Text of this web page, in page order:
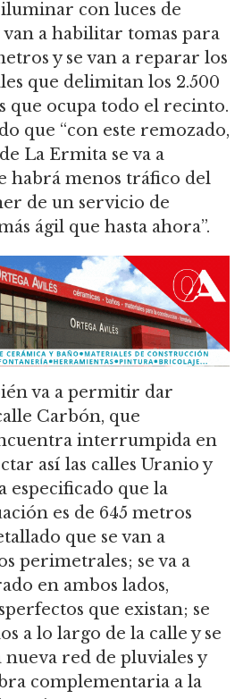
iluminar con luces de
a habilitar tomas para
y se van a reparar los
que delimitan los 2.500
que ocupa todo el recinto.
que “con este remozado,
La Ermita se va a
habrá menos tráfico del
de un servicio de
ágil que hasta ahora”.
va a permitir dar
Carbón, que
interrumpida en
así las calles Uranio y
especificado que la
es de 645 metros
que se van a
perimetrales; se va a
en ambos lados,
que existan; se
a lo largo de la calle y se
red de pluviales y
complementaria a la